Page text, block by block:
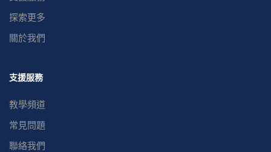
探索更多
關於我們
支援服務
教學頻道
常見問題
聯絡我們